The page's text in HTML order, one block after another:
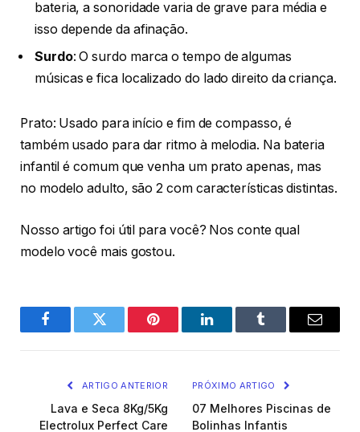
bateria, a sonoridade varia de grave para média e
isso depende da afinação.
Surdo: O surdo marca o tempo de algumas
músicas e fica localizado do lado direito da criança.
Prato: Usado para início e fim de compasso, é
também usado para dar ritmo à melodia. Na bateria
infantil é comum que venha um prato apenas, mas
no modelo adulto, são 2 com características distintas.
Nosso artigo foi útil para você? Nos conte qual
modelo você mais gostou.
FacebookTwitter Pinterest O
Tumblr
E-
ARTIGO ANTERIOR
Lava e Seca 8Kg/5Kg
Electrolux Perfect Care
PRÓXIMO ARTIGO
07 Melhores Piscinas de
Bolinhas Infantis